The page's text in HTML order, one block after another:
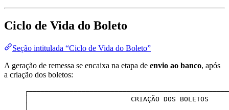
Ciclo de Vida do Boleto
Seção intitulada “Ciclo de Vida do Boleto”
A geração de remessa se encaixa na etapa de envio ao banco, após
a criação dos boletos:
│                         CRIAÇÃO DOS